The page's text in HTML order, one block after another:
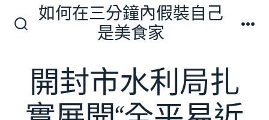
換
關
如何在三分鐘內假裝自己
是美食家
開封市水利局扎